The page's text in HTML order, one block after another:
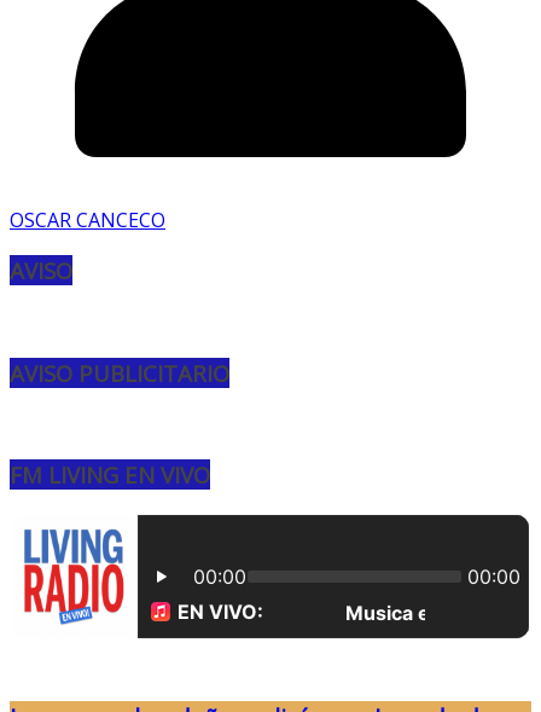
OSCAR CANCECO
AVISO
AVISO PUBLICITARIO
FM LIVING EN VIVO